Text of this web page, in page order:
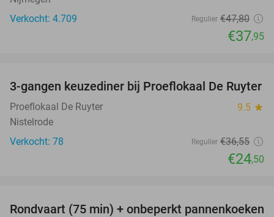
Verkocht: 4.709
Regulier €47,80
€37,95
33%
3-gangen keuzediner bij Proeflokaal De Ruyter
Proeflokaal De Ruyter 9.5 star
Nistelrode
Verkocht: 78
Regulier €36,55
€24,50
Rondvaart (75 min) + onbeperkt pannenkoeken